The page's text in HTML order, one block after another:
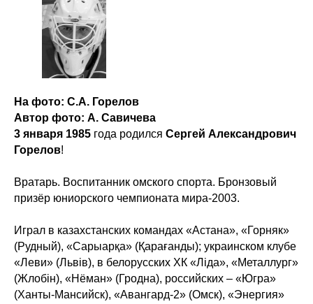
На фото: С.А. Горелов
Автор фото: А. Савичева
3 января 1985 года родился Сергей Александрович
Горелов!
Вратарь. Воспитанник омского спорта. Бронзовый
призёр юниорского чемпионата мира-2003.
Играл в казахстанских командах «Астана», «Горняк»
(Рудный), «Сарыарқа» (Қарағанды); украинском клубе
«Леви» (Львів), в белорусских ХК «Ліда», «Металлург»
(Жлобін), «Нёман» (Гродна), российских – «Югра»
(Ханты-Мансийск), «Авангард-2» (Омск), «Энергия»